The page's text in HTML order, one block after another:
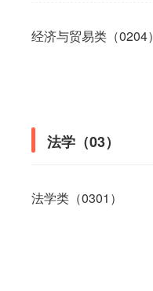
经济与贸易类（0204）
法学（03）
法学类（0301）